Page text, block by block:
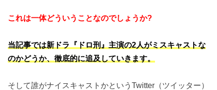
これは一体どういうことなのでしょうか?
当記事では新ドラ『ドロ刑』主演の2人がミスキャストな
のかどうか、徹底的に追及していきます。
そして誰がナイスキャストかというTwitter（ツイッター）